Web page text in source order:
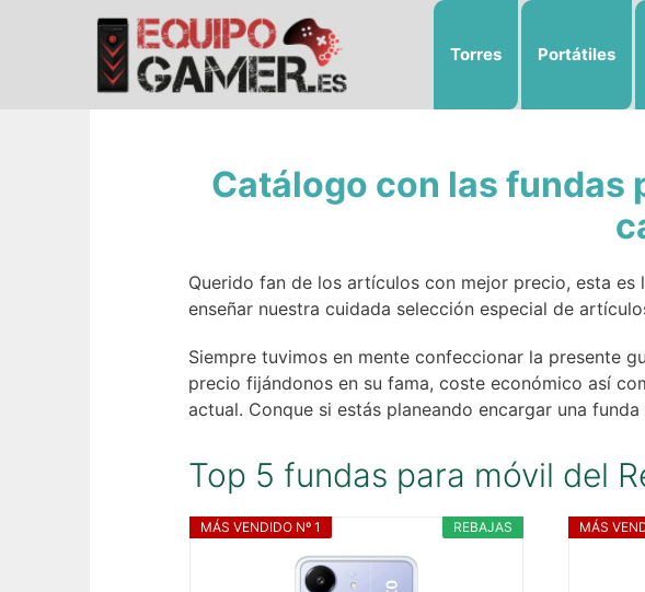
Torres Portátiles
Catálogo con las fundas
Querido fan de los artículos con mejor precio, esta
enseñar nuestra cuidada selección especial de
Siempre tuvimos en mente confeccionar la presente
precio fijándonos en su fama, coste económico así
actual. Conque si estás planeando encargar una
Top 5 fundas para móvil del
REBAJAS
MÁS VENDIDO Nº 1 MÁS